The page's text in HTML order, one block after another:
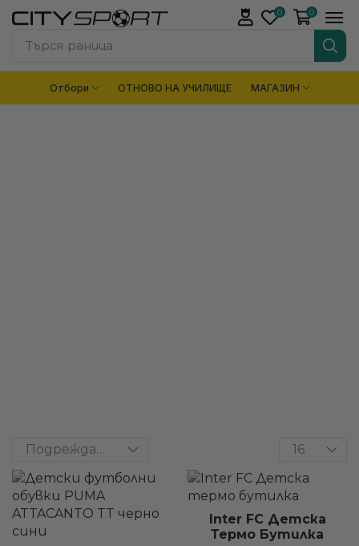
Търся раница
0 0
Отбори ОТНОВО НА УЧИЛИЩЕ МАГАЗИН
Inter FC Детска
Термо Бутилка